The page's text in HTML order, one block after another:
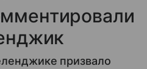
призвало